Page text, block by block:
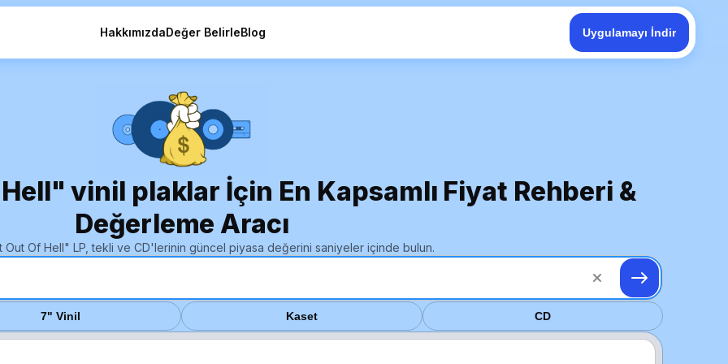
HakkımızdaDeğer BelirleBlog Uygulamayı İndir
vinil plaklar İçin En Kapsamlı Fiyat Rehberi &
Değerleme Aracı
Out Of Hell" LP, tekli ve CD'lerinin güncel piyasa değerini saniyeler içinde bulun.
7" Vinil Kaset CD